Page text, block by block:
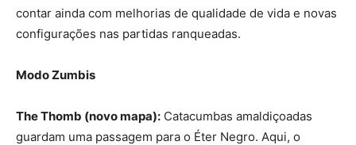
contar ainda com melhorias de qualidade de vida e novas
configurações nas partidas ranqueadas.
Modo Zumbis
The Thomb (novo mapa): Catacumbas amaldiçoadas
guardam uma passagem para o Éter Negro. Aqui, o